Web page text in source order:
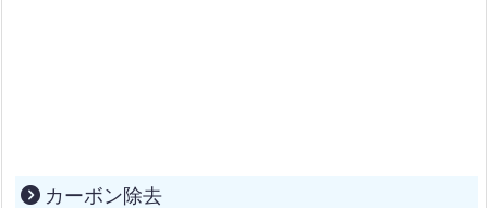
カーボン除去